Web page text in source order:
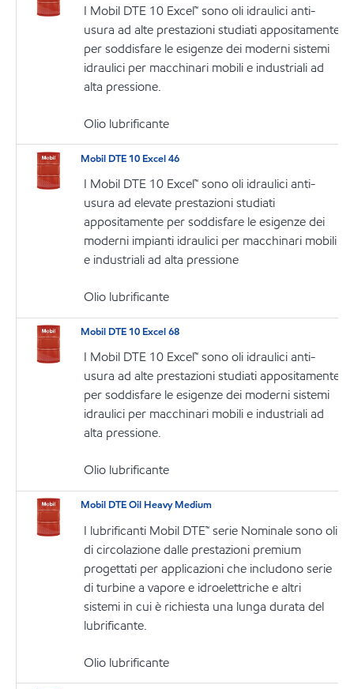
I Mobil DTE 10 Excel™ sono oli idraulici anti-
usura ad alte prestazioni studiati appositamente
per soddisfare le esigenze dei moderni sistemi
idraulici per macchinari mobili e industriali ad
alta pressione.
Olio lubrificante
Mobil DTE 10 Excel 46
I Mobil DTE 10 Excel™ sono oli idraulici anti-
usura ad elevate prestazioni studiati
appositamente per soddisfare le esigenze dei
moderni impianti idraulici per macchinari mobili
e industriali ad alta pressione
Olio lubrificante
Mobil DTE 10 Excel 68
I Mobil DTE 10 Excel™ sono oli idraulici anti-
usura ad alte prestazioni studiati appositamente
per soddisfare le esigenze dei moderni sistemi
idraulici per macchinari mobili e industriali ad
alta pressione.
Olio lubrificante
Mobil DTE Oil Heavy Medium
I lubrificanti Mobil DTE™ serie Nominale sono oli
di circolazione dalle prestazioni premium
progettati per applicazioni che includono serie
di turbine a vapore e idroelettriche e altri
sistemi in cui è richiesta una lunga durata del
lubrificante.
Olio lubrificante